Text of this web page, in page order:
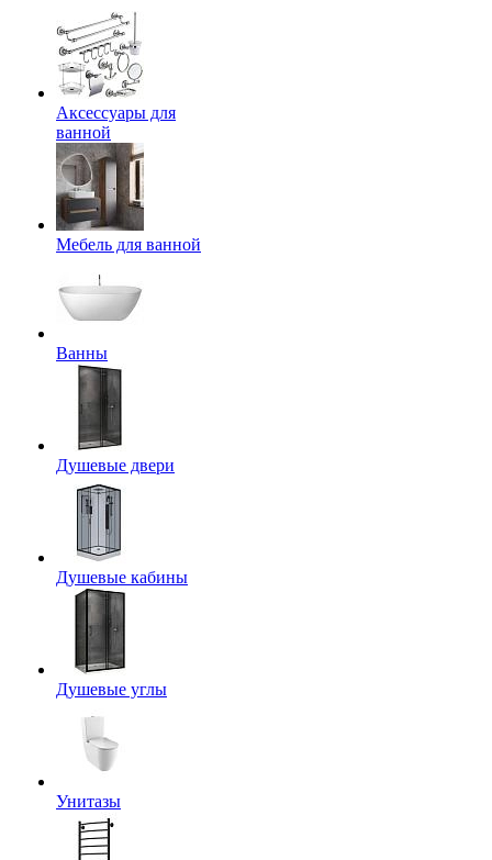
Аксессуары для
ванной
Мебель для ванной
Ванны
Душевые двери
Душевые кабины
Душевые углы
Унитазы